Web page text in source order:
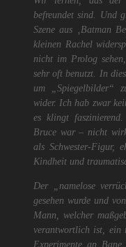
befreundet sind. Und
Szene aus ‚Batman
kleinen Rachel
nicht im Prolog
sehr oft benutzt. In
um „Spiegelbilder“
wider. Ich hab zwar
es klingt
Bruce war – nicht
als Schwester-Figur,
Kindheit und
Der „namelose
gesehen wurde und
Mann, welcher
verantwortlich ist, ein
Experimente an